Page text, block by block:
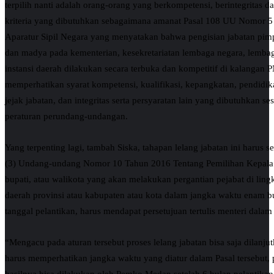
terpilih nanti adalah orang-orang yang berkompetensi, berintegritas
kriteria yang dibutuhkan sebagaimana amanat Pasal 108 UU Nomor
Aparatur Sipil Negara yang menyatakan bahwa pengisian jabatan
dan madya pada kementerian, kesekretariatan lembaga negara,
instansi daerah dilakukan secara terbuka dan kompetitif di kalangan
memperhatikan syarat kompetensi, kualifikasi, kepangkatan,
jejak jabatan, dan integritas serta persyaratan lain yang dibutuhkan
peraturan perundang-undangan.
Yang terpenting lagi, tambah Siska, tahapan lelang jabatan ini harus
(3) Undang-undang Nomor 10 Tahun 2016 Tentang Pemilihan
bupati, atau walikota yang akan melakukan pergantian pejabat di
daerah provinsi atau kabupaten atau kota dalam jangka waktu enam
tanggal pelantikan, harus mendapat persetujuan tertulis menteri
“Mengacu pada aturan tersebut proses lelang jabatan bisa saja
harus memperhatikan jangka waktu yang diatur dalam Pasal tersebut,